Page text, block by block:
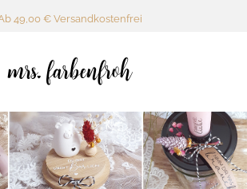
49,00 € Versandkostenfrei